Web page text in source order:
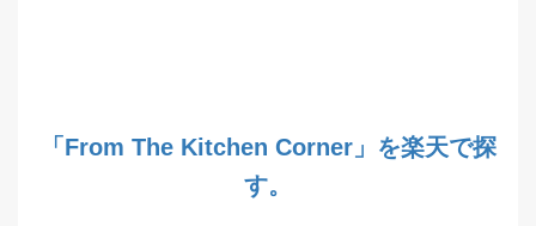
「From The Kitchen Corner」を楽天で探
す。